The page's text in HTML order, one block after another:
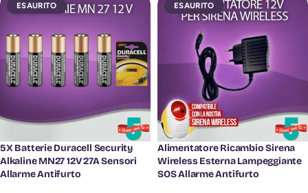
ESAURITO
5X Batterie Duracell Security
Alkaline MN27 12V 27A Sensori
Allarme Antifurto
ESAURITO
Alimentatore Ricambio Sirena
Wireless Esterna Lampeggiante
SOS Allarme Antifurto